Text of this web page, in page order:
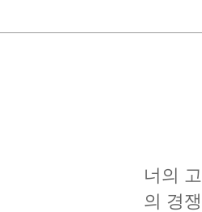
너의
의 경